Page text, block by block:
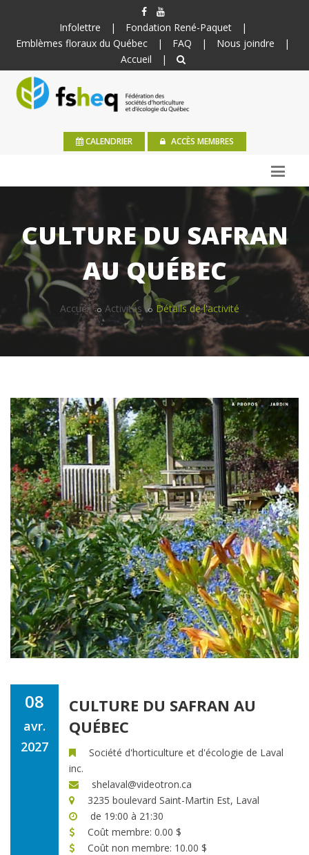
Infolettre | Fondation René-Paquet
|
Emblèmes floraux du Québec
| FAQ | Nous joindre
|
Accueil
|
CALENDRIER ACCÈS MEMBRES
CULTURE DU SAFRAN
AU QUÉBEC
Accueil Activités Détails de l'activité
08
avr.
2027
CULTURE DU SAFRAN AU
QUÉBEC
Société d'horticulture et d'écologie de Laval
inc.
shelaval@videotron.ca
3235 boulevard Saint-Martin Est, Laval
de 19:00 à 21:30
Coût membre: 0.00 $
Coût non membre: 10.00 $